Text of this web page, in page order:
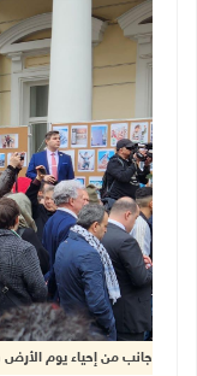
جانب من إحياء يوم